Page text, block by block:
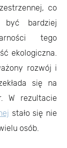
co
być bardziej
tego
ekologiczna.
rozwój i
się na
W rezultacie
stało się nie
osób.